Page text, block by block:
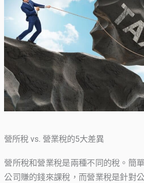
營所稅 vs. 營業稅的5大差異
營所稅和營業稅是兩種不同的稅。簡
公司賺的錢來課稅，而營業稅是針對